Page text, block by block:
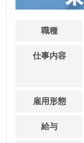
職種
仕事内容
雇用形態
給与